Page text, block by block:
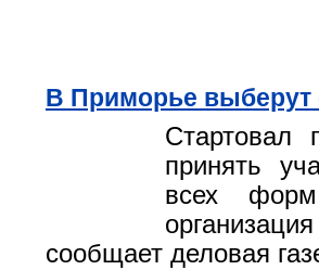
В Приморье выберут
Стартовал
принять
всех
сообщает деловая